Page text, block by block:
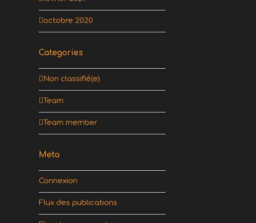
octobre 2020
Categories
Non classifié(e)
Team
Team member
Meta
Connexion
Flux des publications